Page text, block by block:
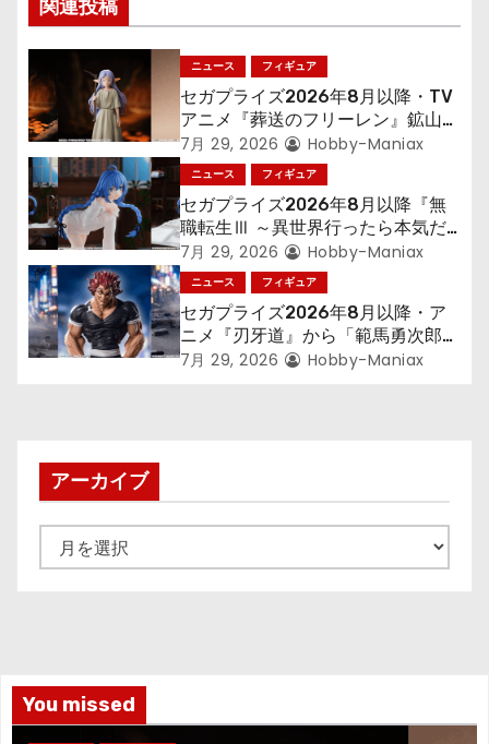
ゲ
ー
シ
ョ
ン
関連投稿
ニュース フィギュア
セガプライズ2026年8月以降・TV
アニメ『葬送のフリーレン』鉱山で
300年働くことになっっちゃった
「フリーレン」を立体化！
7月 29, 2026 Hobby-Maniax
ニュース フィギュア
セガプライズ2026年8月以降『無
職転生Ⅲ ～異世界行ったら本気だ
す～』から「ロキシー」のフィギュ
アが登場！
7月 29, 2026 Hobby-Maniax
ニュース フィギュア
セガプライズ2026年8月以降・ア
ニメ『刃牙道』から「範馬勇次郎」
が登場ッッ!!
7月 29, 2026 Hobby-Maniax
アーカイブ
ー
You missed